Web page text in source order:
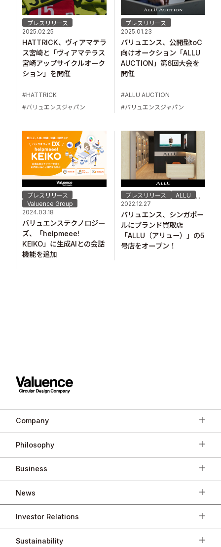
プレスリリース
2025.02.25
HATTRICK、ヴィアマテラ
ス宮崎と「ヴィアマテラス
宮崎アップサイクルオーク
ション」を開催
HATTRICK
バリュエンスジャパン
プレスリリース
2025.01.23
バリュエンス、公開型toC
向けオークション「ALLU
AUCTION」第6回大会を
開催
ALLU AUCTION
バリュエンスジャパン
プレスリリース
Valuence Group
2024.03.18
バリュエンステクノロジー
ズ、「helpmeee!
KEIKO」に生成AIとの会話
機能を追加
プレスリリース ALLU
...
2022.12.27
バリュエンス、シンガポー
ルにブランド買取店
「ALLU（アリュー）」の5
号店をオープン！
Company
Philosophy
Business
News
Investor Relations
Sustainability